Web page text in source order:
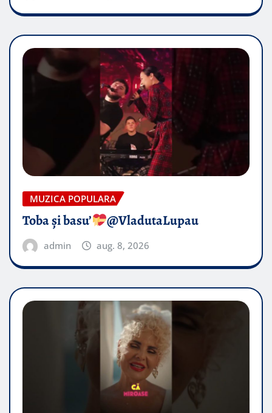
MUZICA POPULARA
Toba și basu’ @VladutaLupau
admin aug. 8, 2026